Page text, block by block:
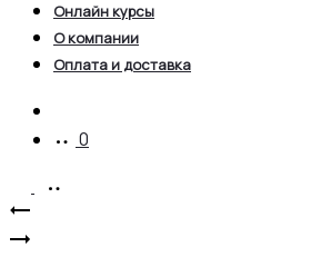
Онлайн курсы
О компании
Оплата и доставка
0
Product
E.MiLac